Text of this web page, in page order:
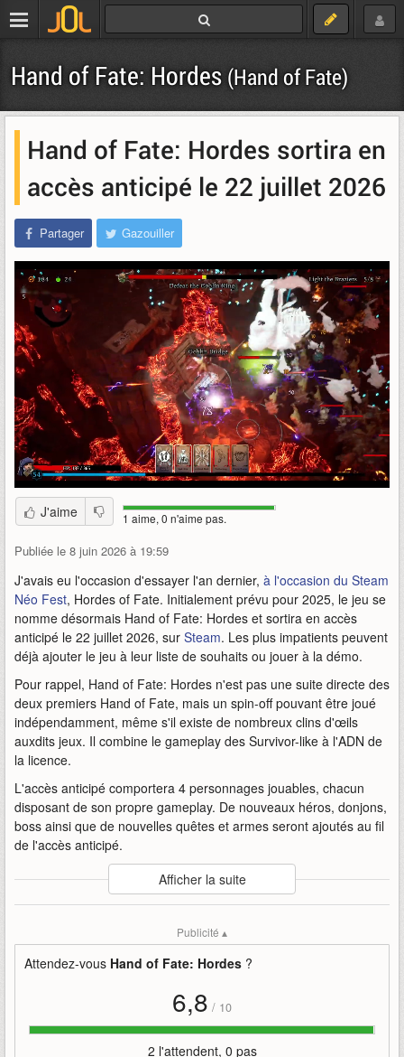
Hand of Fate: Hordes(Hand of Fate)
Hand of Fate: Hordes sortira en
accès anticipé le 22 juillet 2026
Partager Gazouiller
J'aime 1 aime, 0 n'aime pas.
Publiée le 8 juin 2026 à 19:59
J'avais eu l'occasion d'essayer l'an dernier, à l'occasion du Steam
Néo Fest, Hordes of Fate. Initialement prévu pour 2025, le jeu se
nomme désormais Hand of Fate: Hordes et sortira en accès
anticipé le 22 juillet 2026, sur Steam. Les plus impatients peuvent
déjà ajouter le jeu à leur liste de souhaits ou jouer à la démo.
Pour rappel, Hand of Fate: Hordes n'est pas une suite directe des
deux premiers Hand of Fate, mais un spin-off pouvant être joué
indépendamment, même s'il existe de nombreux clins d'œils
auxdits jeux. Il combine le gameplay des Survivor-like à l'ADN de
la licence.
L'accès anticipé comportera 4 personnages jouables, chacun
disposant de son propre gameplay. De nouveaux héros, donjons,
boss ainsi que de nouvelles quêtes et armes seront ajoutés au fil
de l'accès anticipé.
Auteur
Spicy Koala
: Alandring
hand-of-fate hordes
spicy-koala
Afficher la suite
Publicité ▴
Attendez-vous Hand of Fate: Hordes ?
6,8 / 10
2 l'attendent, 0 pas